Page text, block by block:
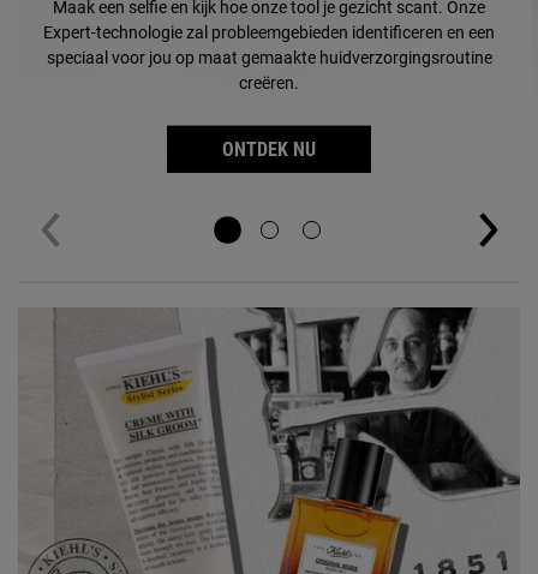
Maak een selfie en kijk hoe onze tool je gezicht scant. Onze
Expert-technologie zal probleemgebieden identificeren en een
speciaal voor jou op maat gemaakte huidverzorgingsroutine
creëren.
ONTDEK NU